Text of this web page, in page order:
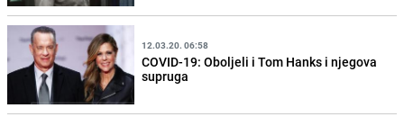
12.03.20. 06:58
COVID-19: Oboljeli i Tom Hanks i njegova
supruga